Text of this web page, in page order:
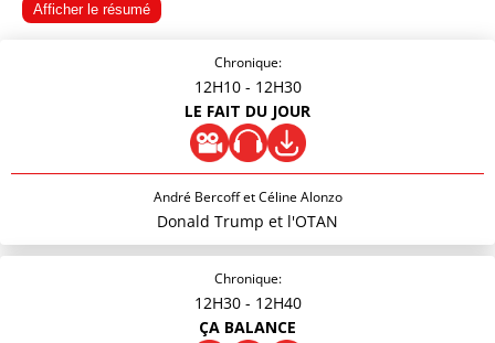
Afficher le résumé
Chronique:
12H10 - 12H30
LE FAIT DU JOUR
André Bercoff et Céline Alonzo
Donald Trump et l'OTAN
Chronique:
12H30 - 12H40
ÇA BALANCE